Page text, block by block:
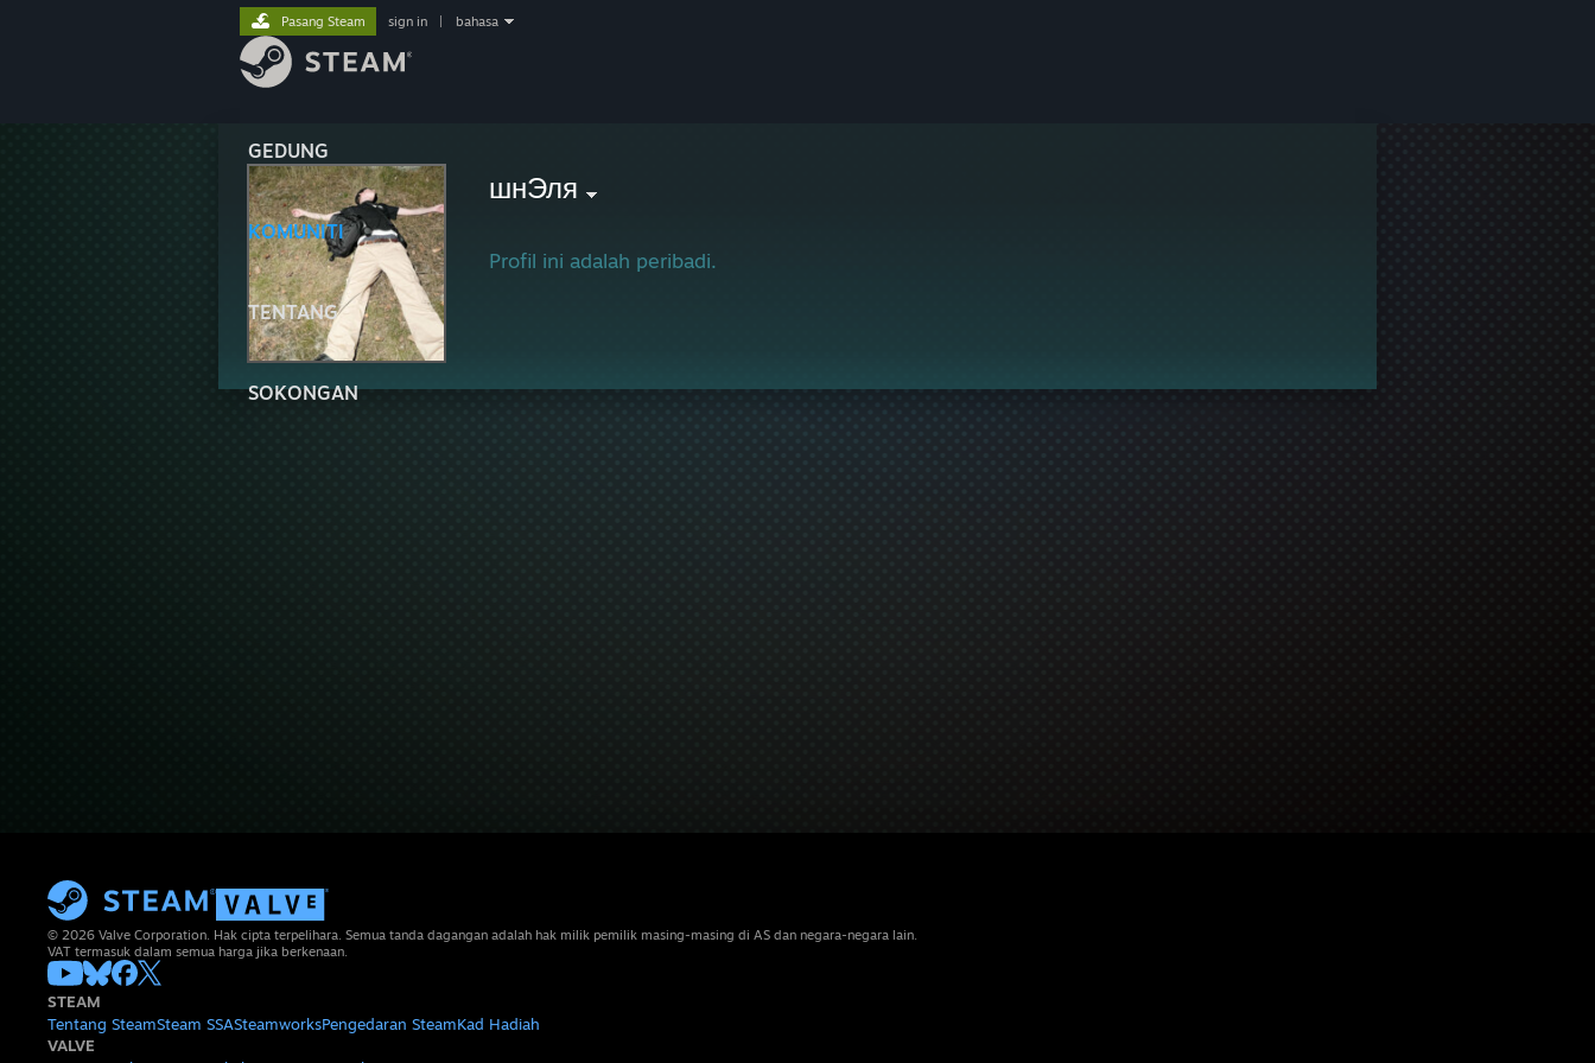
GEDUNG
KOMUNITI
TENTANG
SOKONGAN
Pasang Steam sign in bahasa
шнЭля
Profil ini adalah peribadi.
© 2026 Valve Corporation. Hak cipta terpelihara. Semua tanda dagangan adalah hak milik pemilik masing-masing di AS dan negara-negara lain.
VAT termasuk dalam semua harga jika berkenaan.
STEAM
Tentang SteamSteam SSASteamworksPengedaran SteamKad Hadiah
VALVE